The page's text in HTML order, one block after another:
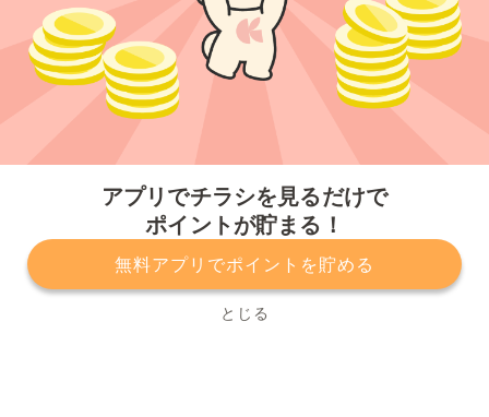
アプリでチラシを見るだけで
ポイントが貯まる！
無料アプリでポイントを貯める
とじる
プライバシーポリシー 利用規約
運営会社
サービスに関してのお問い合わせ